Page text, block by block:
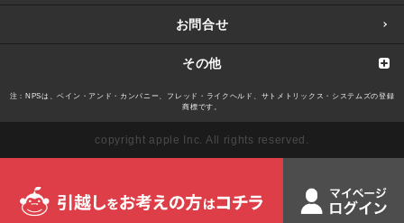
お問合せ
その他
注：NPSは、ベイン・アンド・カンパニー、フレッド・ライクヘルド、サトメトリックス・システムズの登録
商標です。
copyright apple Inc. All rights reserved.